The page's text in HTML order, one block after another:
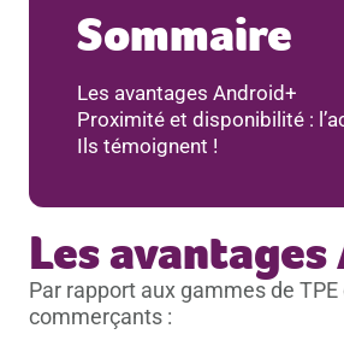
Sommaire
Les avantages Android+
Proximité et disponibilité :
Ils témoignent !
Les
Par rapport aux gammes de
commerçants :